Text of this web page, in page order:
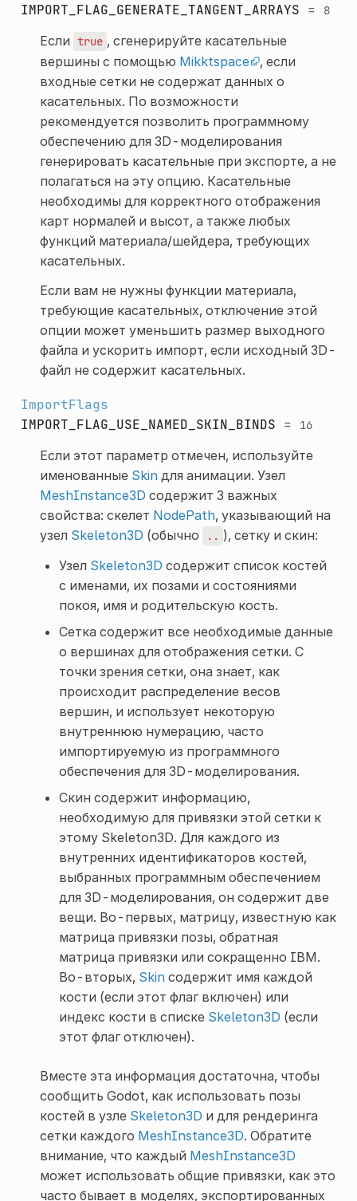
IMPORT_FLAG_GENERATE_TANGENT_ARRAYS = 8
Если true , сгенерируйте касательные
вершины с помощью Mikktspace
, если
входные сетки не содержат данных о
касательных. По возможности
рекомендуется позволить программному
обеспечению для 3D-моделирования
генерировать касательные при экспорте, а не
полагаться на эту опцию. Касательные
необходимы для корректного отображения
карт нормалей и высот, а также любых
функций материала/шейдера, требующих
касательных.
Если вам не нужны функции материала,
требующие касательных, отключение этой
опции может уменьшить размер выходного
файла и ускорить импорт, если исходный 3D-
файл не содержит касательных.
ImportFlags
IMPORT_FLAG_USE_NAMED_SKIN_BINDS = 16
Если этот параметр отмечен, используйте
именованные Skinдля анимации. Узел
MeshInstance3D содержит 3 важных
свойства: скелет NodePath, указывающий на
узел Skeleton3D (обычно .. ), сетку и скин:
Узел Skeleton3D содержит список костей
с именами, их позами и состояниями
покоя, имя и родительскую кость.
Сетка содержит все необходимые данные
о вершинах для отображения сетки. С
точки зрения сетки, она знает, как
происходит распределение весов
вершин, и использует некоторую
внутреннюю нумерацию, часто
импортируемую из программного
обеспечения для 3D-моделирования.
Скин содержит информацию,
необходимую для привязки этой сетки к
этому Skeleton3D. Для каждого из
внутренних идентификаторов костей,
выбранных программным обеспечением
для 3D-моделирования, он содержит две
вещи. Во-первых, матрицу, известную как
матрица привязки позы, обратная
матрица привязки или сокращенно IBM.
Во-вторых, Skinсодержит имя каждой
кости (если этот флаг включен) или
индекс кости в списке Skeleton3D (если
этот флаг отключен).
Вместе эта информация достаточна, чтобы
сообщить Godot, как использовать позы
костей в узле Skeleton3D и для рендеринга
сетки каждого MeshInstance3D. Обратите
внимание, что каждый MeshInstance3D
может использовать общие привязки, как это
часто бывает в моделях, экспортированных